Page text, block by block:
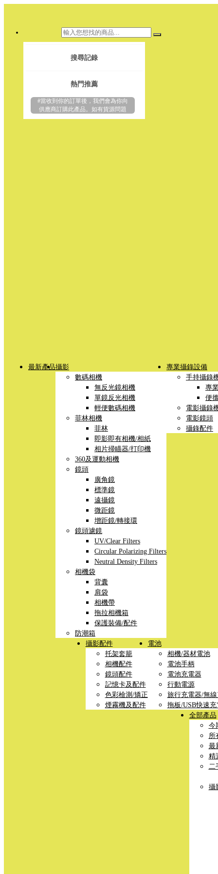
搜尋記錄
熱門推薦
#當收到你的訂單後，我們會為你向
供應商訂購此產品。如有貨源問題
最新產品攝影
數碼相機
無反光鏡相機
單鏡反光相機
輕便數碼相機
菲林相機
菲林
即影即有相機/相紙
相片掃瞄器/打印機
360及運動相機
鏡頭
廣角鏡
標準鏡
遠攝鏡
微距鏡
增距鏡/轉接環
鏡頭濾鏡
UV/Clear Filters
Circular Polarizing Filters
Neutral Density Filters
相機袋
背囊
肩袋
相機帶
拖拉相機箱
保護裝備/配件
防潮箱
專業攝錄設備
手持攝錄
專
便
電影攝錄
電影鏡頭
攝錄配件
攝影配件
托架套籠
相機配件
鏡頭配件
記憶卡及配件
色彩檢測/矯正
煙霧機及配件
電池
相機/器材電池
電池手柄
電池充電器
行動電源
旅行充電器/無
拖板/USB快速充
全部產品
今
所
最
精
二
攝